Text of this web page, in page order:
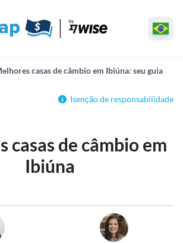
casas de câmbio em Ibiúna: seu guia
Isenção de responsabilidade
casas de câmbio em
Ibiúna